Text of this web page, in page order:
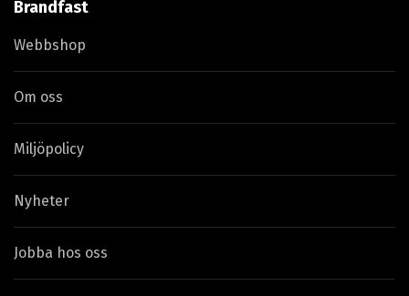
Brandfast
Webbshop
Om oss
Miljöpolicy
Nyheter
Jobba hos oss